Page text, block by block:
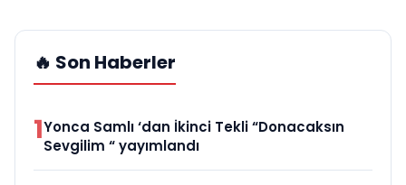
🔥 Son Haberler
1Yonca Samlı ‘dan İkinci Tekli “Donacaksın
Sevgilim “ yayımlandı